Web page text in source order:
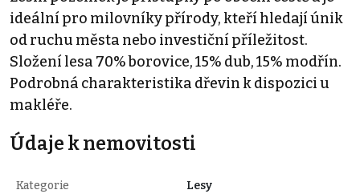
ideální pro milovníky přírody, kteří hledají únik
od ruchu města nebo investiční příležitost.
Složení lesa 70% borovice, 15% dub, 15% modřín.
Podrobná charakteristika dřevin k dispozici u
makléře.
Údaje k nemovitosti
Kategorie Lesy